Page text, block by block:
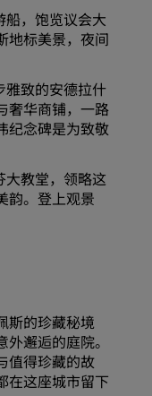
船，饱览议会大
地标美景，夜间
雅致的安德拉什
奢华商铺，一路
念碑是为致敬
大教堂，领略这
韵。登上观景
斯的珍藏秘境
邂逅的庭院。
值得珍藏的故
在这座城市留下